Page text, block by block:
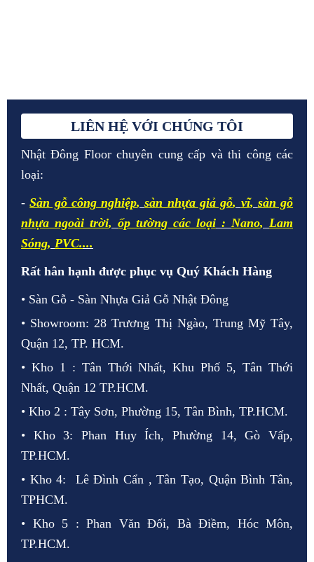
LIÊN HỆ VỚI CHÚNG TÔI
Nhật Đông Floor chuyên cung cấp và thi công các
loại:
-Sàn gỗ công nghiệp,sàn nhựa giả gỗ, vĩ, sàn gỗ
nhựa ngoài trời, ốp tường các loại : Nano, Lam
Sóng, PVC....
Rất hân hạnh được phục vụ Quý Khách Hàng
• Sàn Gỗ - Sàn Nhựa Giả Gỗ Nhật Đông
• Showroom: 28 Trương Thị Ngào, Trung Mỹ Tây,
Quận 12, TP. HCM.
• Kho 1 : Tân Thới Nhất, Khu Phố 5, Tân Thới
Nhất, Quận 12 TP.HCM.
• Kho 2 : Tây Sơn, Phường 15, Tân Bình, TP.HCM.
• Kho 3: Phan Huy Ích, Phường 14, Gò Vấp,
TP.HCM.
• Kho 4: Lê Đình Cẩn , Tân Tạo, Quận Bình Tân,
TPHCM.
• Kho 5 : Phan Văn Đối, Bà Điềm, Hóc Môn,
TP.HCM.